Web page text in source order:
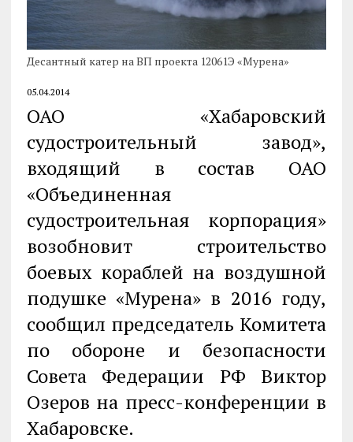
Десантный катер на ВП проекта 12061Э «Мурена»
05.04.2014
ОАО «Хабаровский
судостроительный завод»,
входящий в состав ОАО
«Объединенная
судостроительная корпорация»
возобновит строительство
боевых кораблей на воздушной
подушке «Мурена» в 2016 году,
сообщил председатель Комитета
по обороне и безопасности
Совета Федерации РФ Виктор
Озеров на пресс-конференции в
Хабаровске.